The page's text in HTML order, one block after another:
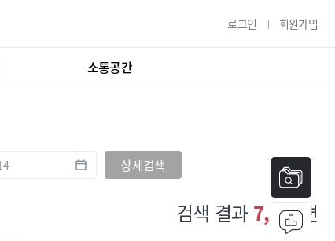
로그인 회원가입
소통공간
상세검색
검색 결과7,187편